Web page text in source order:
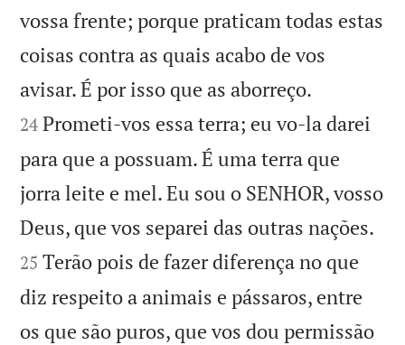
vossa frente; porque praticam todas estas
coisas contra as quais acabo de vos
avisar. É por isso que as aborreço.
24 Prometi-vos essa terra; eu vo-la darei
para que a possuam. É uma terra que
jorra leite e mel. Eu sou o SENHOR, vosso
Deus, que vos separei das outras nações.
25 Terão pois de fazer diferença no que
diz respeito a animais e pássaros, entre
os que são puros, que vos dou permissão